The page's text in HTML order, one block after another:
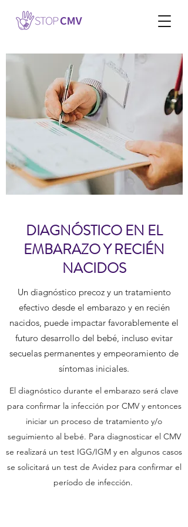
DIAGNÓSTICO EN EL
EMBARAZO Y RECIÉN
NACIDOS
Un diagnóstico precoz y un tratamiento
efectivo desde el embarazo y en recién
nacidos, puede impactar favorablemente el
futuro desarrollo del bebé, incluso evitar
secuelas permanentes y empeoramiento de
síntomas iniciales.
El diagnóstico durante el embarazo será clave
para confirmar la infección por CMV y entonces
iniciar un proceso de tratamiento y/o
seguimiento al bebé. Para diagnosticar el CMV
se realizará un test IGG/IGM y en algunos casos
se solicitará un test de Avidez para confirmar el
período de infección.